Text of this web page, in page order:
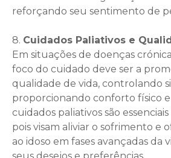
reforçando seu sentimento de
8. Cuidados Paliativos e
Em situações de doenças
foco do cuidado deve ser a
qualidade de vida, controlando
proporcionando conforto físico e
cuidados paliativos são
pois visam aliviar o sofrimento e
ao idoso em fases avançadas da
seus desejos e preferências.